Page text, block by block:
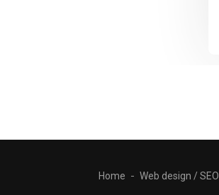
Home Web design / SEO